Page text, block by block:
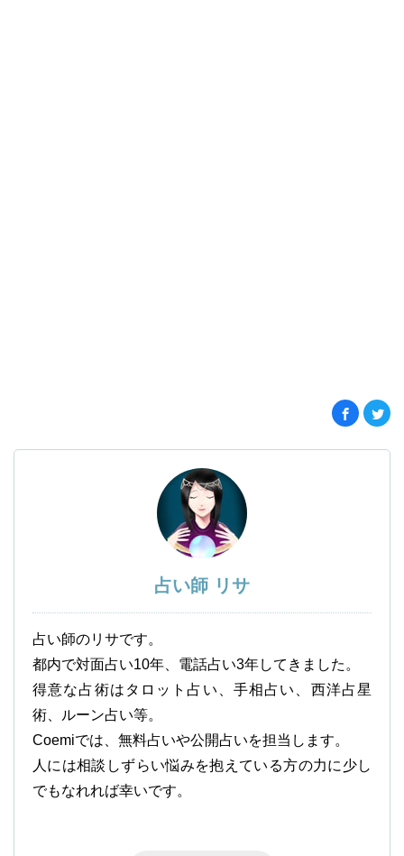
占い師 リサ
占い師のリサです。
都内で対面占い10年、電話占い3年してきました。
得意な占術はタロット占い、手相占い、西洋占星
術、ルーン占い等。
Coemiでは、無料占いや公開占いを担当します。
人には相談しずらい悩みを抱えている方の力に少し
でもなれれば幸いです。